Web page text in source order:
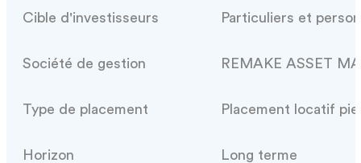
Cible d'investisseurs Particuliers et
Société de gestion REMAKE ASSET
Type de placement Placement locatif
Horizon Long terme